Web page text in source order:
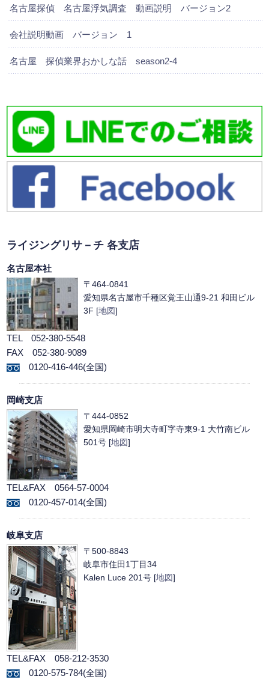
名古屋探偵 名古屋浮気調査 動画説明 バージョン2
会社説明動画 バージョン 1
名古屋 探偵業界おかしな話 season2-4
ライジングリサ－チ 各支店
名古屋本社
〒464-0841
愛知県名古屋市千種区覚王山通9-21 和田ビル
3F [地図]
TEL 052-380-5548
FAX 052-380-9089
0120-416-446(全国)
岡崎支店
〒444-0852
愛知県岡崎市明大寺町字寺東9-1 大竹南ビル
501号 [地図]
TEL&FAX 0564-57-0004
0120-457-014(全国)
岐阜支店
〒500-8843
岐阜市住田1丁目34
Kalen Luce 201号 [地図]
TEL&FAX 058-212-3530
0120-575-784(全国)